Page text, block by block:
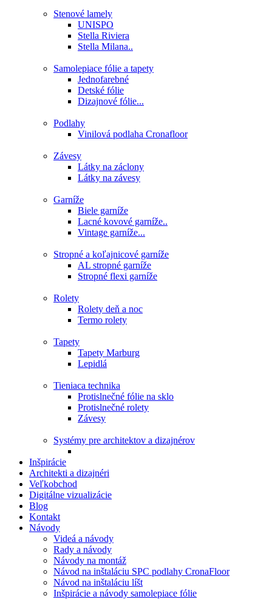
Stenové lamely
UNISPO
Stella Riviera
Stella Milana..
Samolepiace fólie a tapety
Jednofarebné
Detské fólie
Dizajnové fólie...
Podlahy
Vinilová podlaha Cronafloor
Závesy
Látky na záclony
Látky na závesy
Garníže
Biele garníže
Lacné kovové garníže..
Vintage garníže...
Stropné a koľajnicové garníže
AL stropné garníže
Stropné flexi garníže
Rolety
Rolety deň a noc
Termo rolety
Tapety
Tapety Marburg
Lepidlá
Tieniaca technika
Protislnečné fólie na sklo
Protislnečné rolety
Závesy
Systémy pre architektov a dizajnérov
Inšpirácie
Architekti a dizajnéri
Veľkobchod
Digitálne vizualizácie
Blog
Kontakt
Návody
Videá a návody
Rady a návody
Návody na montáž
Návod na inštaláciu SPC podlahy CronaFloor
Návod na inštaláciu líšt
Inšpirácie a návody samolepiace fólie